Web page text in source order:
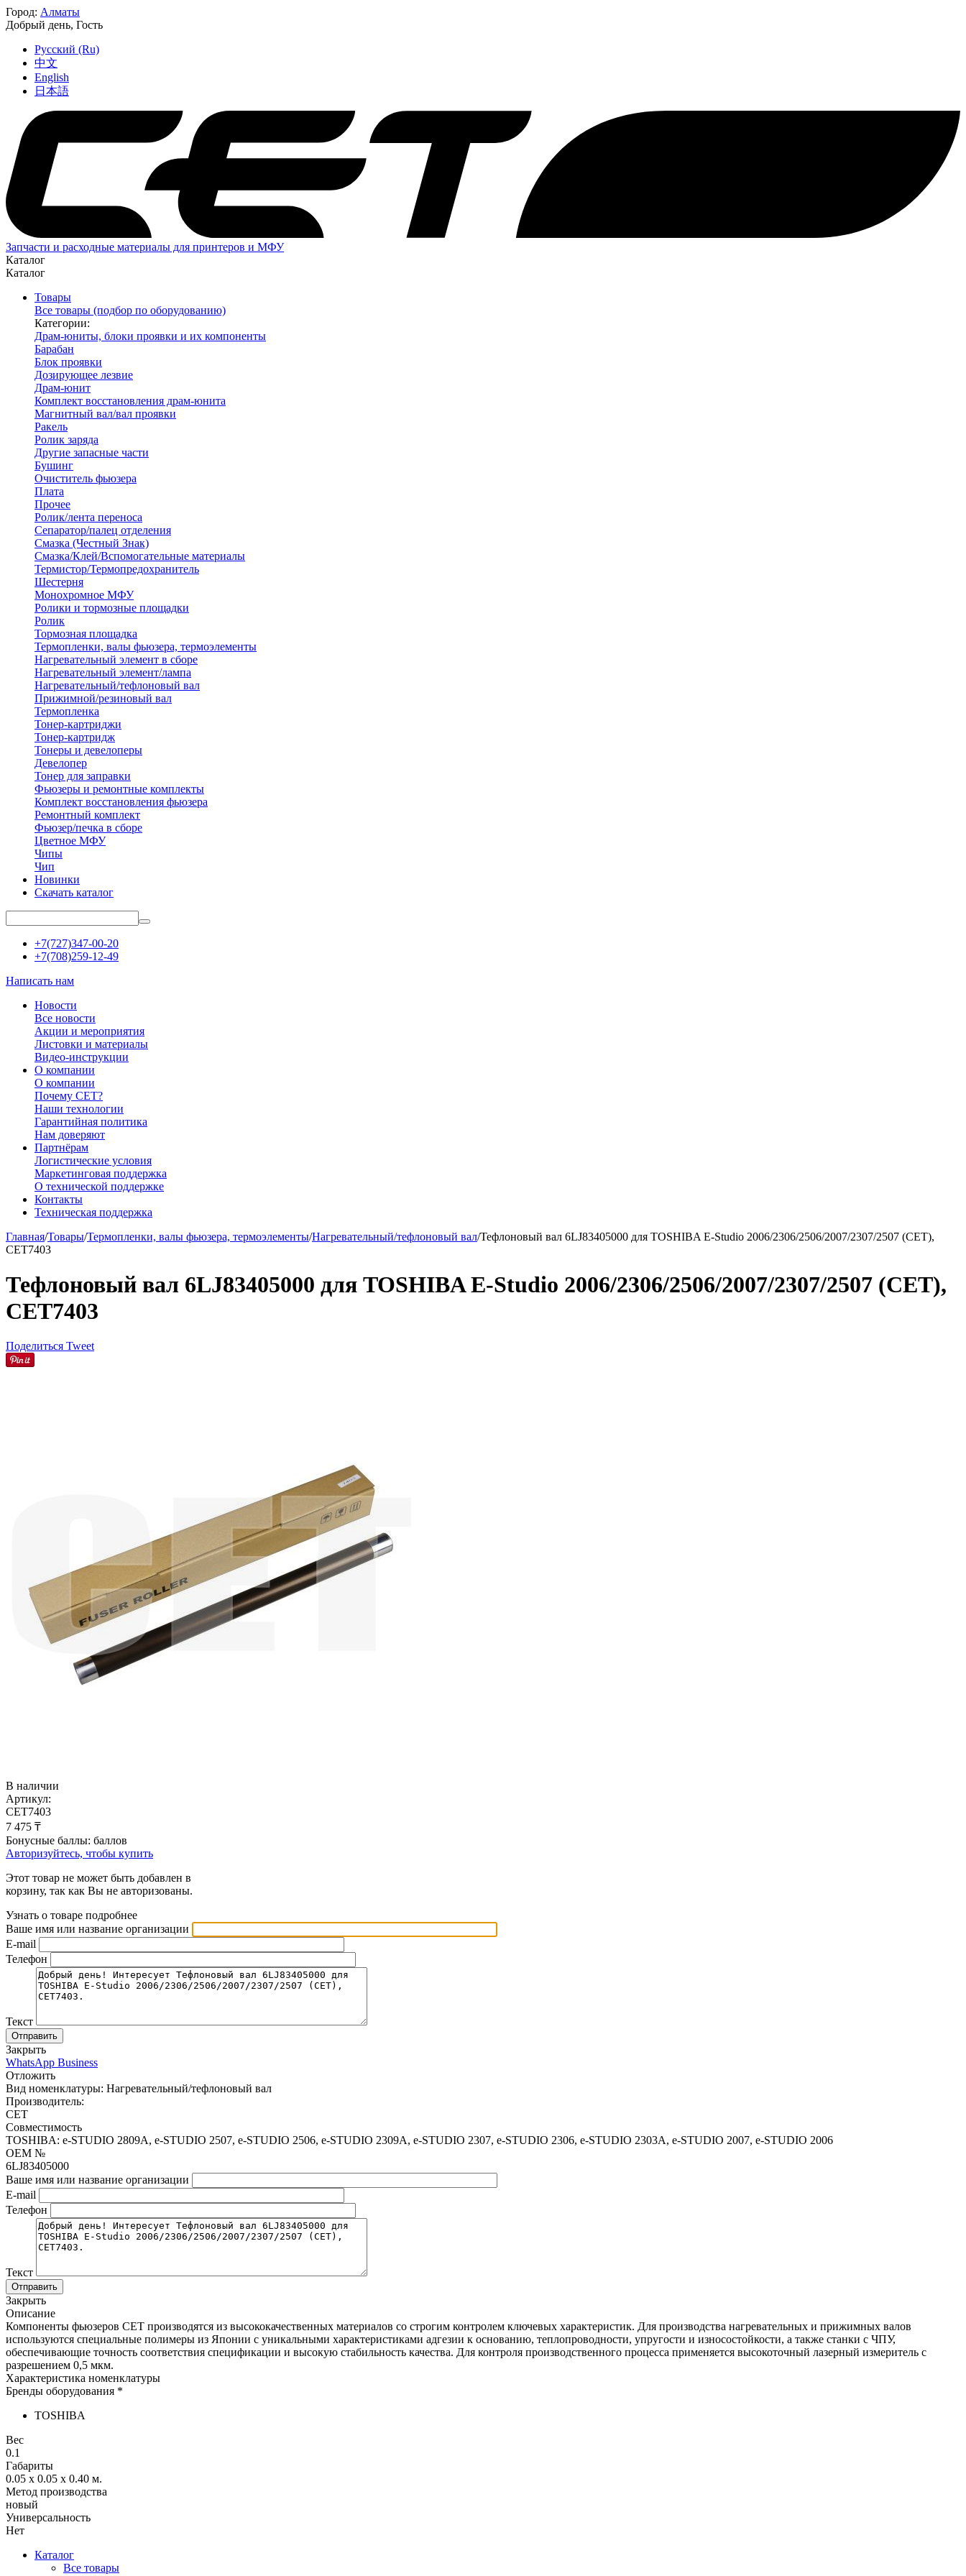
Город: Алматы
Добрый день, Гость
Русский (Ru)
中文
English
日本語
Запчасти и расходные материалы для принтеров и МФУ
Каталог
Каталог
Товары
Все товары (подбор по оборудованию)
Категории:
Драм-юниты, блоки проявки и их компоненты
Барабан
Блок проявки
Дозирующее лезвие
Драм-юнит
Комплект восстановления драм-юнита
Магнитный вал/вал проявки
Ракель
Ролик заряда
Другие запасные части
Бушинг
Очиститель фьюзера
Плата
Прочее
Ролик/лента переноса
Сепаратор/палец отделения
Смазка (Честный Знак)
Смазка/Клей/Вспомогательные материалы
Термистор/Термопредохранитель
Шестерня
Монохромное МФУ
Ролики и тормозные площадки
Ролик
Тормозная площадка
Термопленки, валы фьюзера, термоэлементы
Нагревательный элемент в сборе
Нагревательный элемент/лампа
Нагревательный/тефлоновый вал
Прижимной/резиновый вал
Термопленка
Тонер-картриджи
Тонер-картридж
Тонеры и девелоперы
Девелопер
Тонер для заправки
Фьюзеры и ремонтные комплекты
Комплект восстановления фьюзера
Ремонтный комплект
Фьюзер/печка в сборе
Цветное МФУ
Чипы
Чип
Новинки
Скачать каталог
+7(727)347-00-20
+7(708)259-12-49
Написать нам
Новости
Все новости
Акции и мероприятия
Листовки и материалы
Видео-инструкции
О компании
О компании
Почему CET?
Наши технологии
Гарантийная политика
Нам доверяют
Партнёрам
Логистические условия
Маркетинговая поддержка
О технической поддержке
Контакты
Техническая поддержка
Главная/Товары/Термопленки, валы фьюзера, термоэлементы/Нагревательный/тефлоновый вал/Тефлоновый вал 6LJ83405000 для TOSHIBA E-Studio 2006/2306/2506/2007/2307/2507 (CET),
CET7403
Тефлоновый вал 6LJ83405000 для TOSHIBA E-Studio 2006/2306/2506/2007/2307/2507 (CET),
CET7403
Поделиться Tweet
В наличии
Артикул:
CET7403
7 475 ₸
Бонусные баллы: баллов
Авторизуйтесь, чтобы купить
Этот товар не может быть добавлен в
корзину, так как Вы не авторизованы.
Узнать о товаре подробнее
Ваше имя или название организации
E-mail
Телефон
Текст
Отправить
Закрыть
WhatsApp Business
Отложить
Вид номенклатуры: Нагревательный/тефлоновый вал
Производитель:
CET
Совместимость
TOSHIBA: e-STUDIO 2809A, e-STUDIO 2507, e-STUDIO 2506, e-STUDIO 2309A, e-STUDIO 2307, e-STUDIO 2306, e-STUDIO 2303A, e-STUDIO 2007, e-STUDIO 2006
OEM №
6LJ83405000
Ваше имя или название организации
E-mail
Телефон
Текст
Отправить
Закрыть
Описание
Компоненты фьюзеров CET производятся из высококачественных материалов со строгим контролем ключевых характеристик. Для производства нагревательных и прижимных валов
используются специальные полимеры из Японии с уникальными характеристиками адгезии к основанию, теплопроводности, упругости и износостойкости, а также станки с ЧПУ,
обеспечивающие точность соответствия спецификации и высокую стабильность качества. Для контроля производственного процесса применяется высокоточный лазерный измеритель с
разрешением 0,5 мкм.
Характеристика номенклатуры
Бренды оборудования *
TOSHIBA
Вес
0.1
Габариты
0.05 x 0.05 x 0.40 м.
Метод производства
новый
Универсальность
Нет
Каталог
Все товары